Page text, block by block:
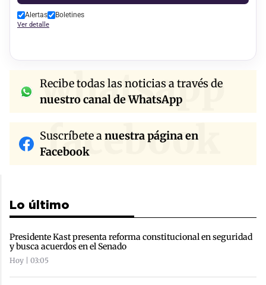
Alertas Boletines
Ver detalle
whatsapp
Recibe todas las noticias a través de
nuestro canal de WhatsApp
facebook
Suscríbete anuestra página en
Facebook
Lo último
Presidente Kast presenta reforma constitucional en seguridad
y busca acuerdos en el Senado
Hoy | 03:05